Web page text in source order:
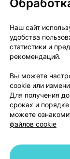
О
Наш сайт
удобства
статистики и
рекомендаций.
Вы можете
cookie или
Для получения
сроках и
можете
файлов cookie